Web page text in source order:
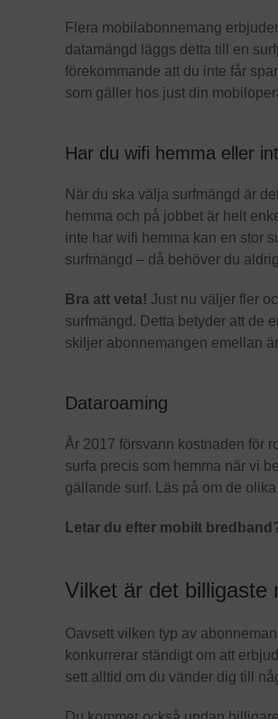
Flera mobilabonnemang
datamängd läggs detta till en
förekommande att du inte får
som gäller hos just din
Har du wifi hemma eller
När du ska välja surfmängd är
hemma och på jobbet är helt
inte har wifi hemma kan en stor
surfmängd – då behöver du
Bra att veta! Just nu väljer fler
surfmängd. Detta betyder att de
skiljer abonnemangen emellan
Dataroaming
År 2017 försvann kostnaden för
surfa precis som hemma när vi
gällande surf. Läs på om de
Letar du efter mobilt
Vilket är det billigaste
Oavsett vilken typ av
konkurrerar ständigt om att
sett alltid om du vänder dig till